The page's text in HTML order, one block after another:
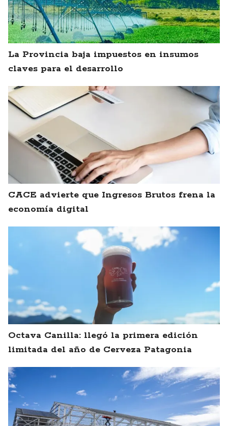
La Provincia baja impuestos en insumos
claves para el desarrollo
CACE advierte que Ingresos Brutos frena la
economía digital
Octava Canilla: llegó la primera edición
limitada del año de Cerveza Patagonia